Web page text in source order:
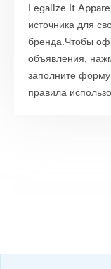
Legalize It
источника для
бренда.Чтобы
объявления,
заполните
правила